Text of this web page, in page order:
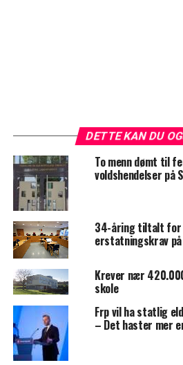
DETTE KAN DU
To menn dømt til
voldshendelser på
34-åring tiltalt for
erstatningskrav
Krever nær
skole
Frp vil ha statlig
– Det haster mer